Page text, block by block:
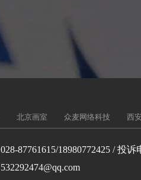
北京画室 众麦网络科技 西
028-87761615/18980772425 / 投诉
532292474@qq.com